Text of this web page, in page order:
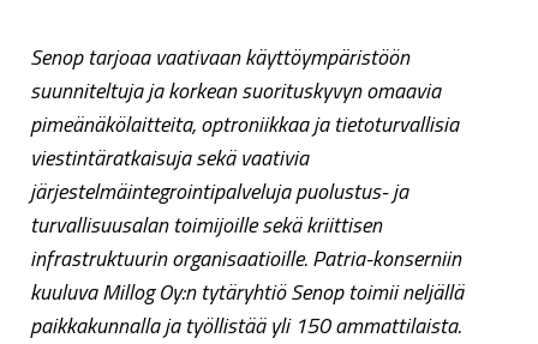
Senop tarjoaa vaativaan käyttöympäristöön
suunniteltuja ja korkean suorituskyvyn omaavia
pimeänäkölaitteita, optroniikkaa ja tietoturvallisia
viestintäratkaisuja sekä vaativia
järjestelmäintegrointipalveluja puolustus- ja
turvallisuusalan toimijoille sekä kriittisen
infrastruktuurin organisaatioille. Patria-konserniin
kuuluva Millog Oy:n tytäryhtiö Senop toimii neljällä
paikkakunnalla ja työllistää yli 150 ammattilaista.